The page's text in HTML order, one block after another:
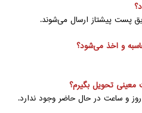
پست پیشتاز ارسال‌‌ می‌شوند.
و اخذ‌‌ می‌شود؟
معینی تحویل بگیرم؟
و ساعت در حال حاضر وجود ندارد.